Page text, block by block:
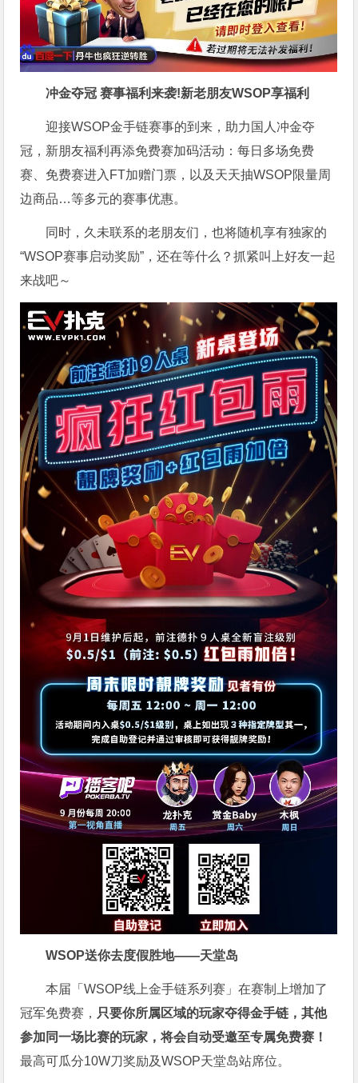
冲金夺冠 赛事福利来袭!新老朋友WSOP享福利
迎接WSOP金手链赛事的到来，助力国人冲金夺
冠，新朋友福利再添免费赛加码活动：每日多场免费
赛、免费赛进入FT加赠门票，以及天天抽WSOP限量周
边商品…等多元的赛事优惠。
同时，久未联系的老朋友们，也将随机享有独家的
“WSOP赛事启动奖励”，还在等什么？抓紧叫上好友一起
来战吧～
WSOP送你去度假胜地——天堂岛
本届「WSOP线上金手链系列赛」在赛制上增加了
冠军免费赛， 只要你所属区域的玩家夺得金手链，其他
参加同一场比赛的玩家，将会自动受邀至专属免费赛！
最高可瓜分10W刀奖励及WSOP天堂岛站席位。